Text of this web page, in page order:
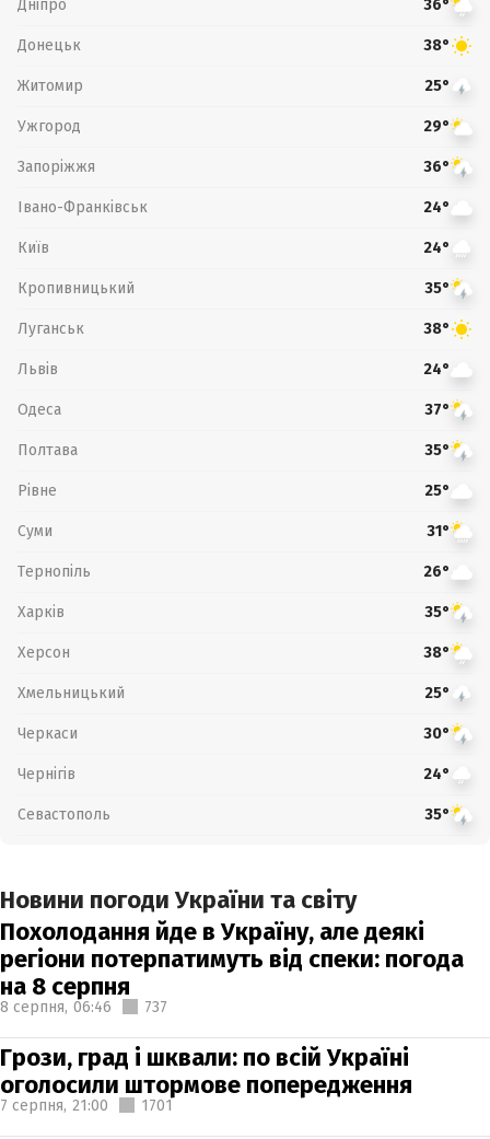
Дніпро 36°
Донецьк 38°
Житомир 25°
Ужгород 29°
Запоріжжя 36°
Івано-Франківськ 24°
Київ 24°
Кропивницький 35°
Луганськ 38°
Львів 24°
Одеса 37°
Полтава 35°
Рівне 25°
Суми 31°
Тернопіль 26°
Харків 35°
Херсон 38°
Хмельницький 25°
Черкаси 30°
Чернігів 24°
Севастополь 35°
Новини погоди України та світу
Похолодання йде в Україну, але деякі
регіони потерпатимуть від спеки: погода
на 8 серпня
8 серпня, 06:46 737
Грози, град і шквали: по всій Україні
оголосили штормове попередження
7 серпня, 21:00 1701